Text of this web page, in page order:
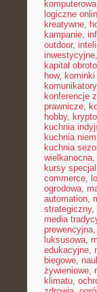
logiczne
kreatywne,
kampanie,
outdoor,
inwestycyjne,
kapitał
how,
komunikatory
konferencje
prawnicze,
hobby,
kuchnia
kuchnia
kuchnia
wielkanocna,
kursy
commerce,
ogrodowa,
automation,
strategiczny,
media
prewencyjna,
luksusowa,
edukacyjne,
biegowe,
żywieniowe,
klimatu,